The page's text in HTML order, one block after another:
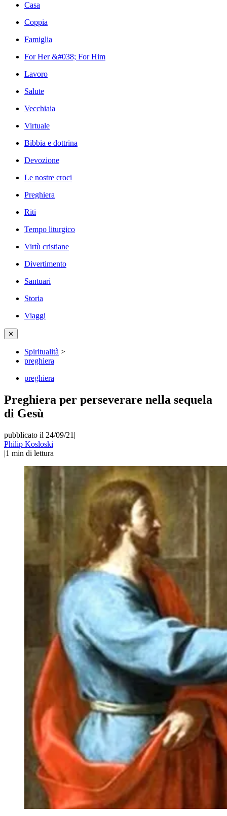
Casa
Coppia
Famiglia
For Her &#038; For Him
Lavoro
Salute
Vecchiaia
Virtuale
Bibbia e dottrina
Devozione
Le nostre croci
Preghiera
Riti
Tempo liturgico
Virtù cristiane
Divertimento
Santuari
Storia
Viaggi
✕
Spiritualità >
preghiera
preghiera
Preghiera per perseverare nella sequela
di Gesù
pubblicato il 24/09/21 |
Philip Kosloski
|1 min di lettura